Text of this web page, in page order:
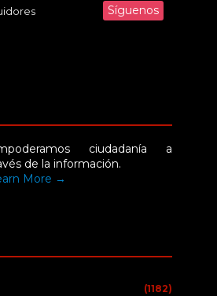
Síguenos
ciudadanía a
de la información.
More →
(1182)